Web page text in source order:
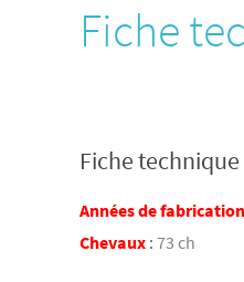
Fiche
Fiche
Années de
Chevaux : 73 ch